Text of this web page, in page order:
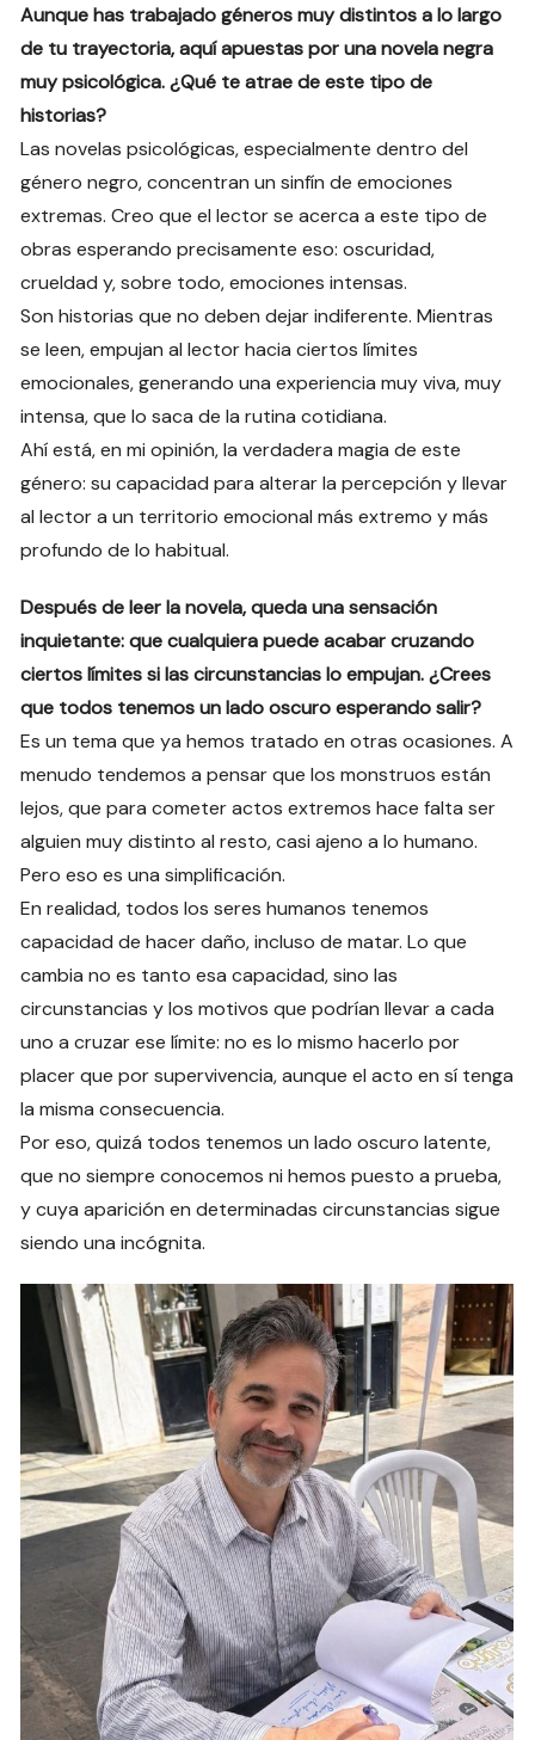
Aunque has trabajado géneros muy distintos a lo largo
de tu trayectoria, aquí apuestas por una novela negra
muy psicológica. ¿Qué te atrae de este tipo de
historias?
Las novelas psicológicas, especialmente dentro del
género negro, concentran un sinfín de emociones
extremas. Creo que el lector se acerca a este tipo de
obras esperando precisamente eso: oscuridad,
crueldad y, sobre todo, emociones intensas.
Son historias que no deben dejar indiferente. Mientras
se leen, empujan al lector hacia ciertos límites
emocionales, generando una experiencia muy viva, muy
intensa, que lo saca de la rutina cotidiana.
Ahí está, en mi opinión, la verdadera magia de este
género: su capacidad para alterar la percepción y llevar
al lector a un territorio emocional más extremo y más
profundo de lo habitual.
Después de leer la novela, queda una sensación
inquietante: que cualquiera puede acabar cruzando
ciertos límites si las circunstancias lo empujan. ¿Crees
que todos tenemos un lado oscuro esperando salir?
Es un tema que ya hemos tratado en otras ocasiones. A
menudo tendemos a pensar que los monstruos están
lejos, que para cometer actos extremos hace falta ser
alguien muy distinto al resto, casi ajeno a lo humano.
Pero eso es una simplificación.
En realidad, todos los seres humanos tenemos
capacidad de hacer daño, incluso de matar. Lo que
cambia no es tanto esa capacidad, sino las
circunstancias y los motivos que podrían llevar a cada
uno a cruzar ese límite: no es lo mismo hacerlo por
placer que por supervivencia, aunque el acto en sí tenga
la misma consecuencia.
Por eso, quizá todos tenemos un lado oscuro latente,
que no siempre conocemos ni hemos puesto a prueba,
y cuya aparición en determinadas circunstancias sigue
siendo una incógnita.